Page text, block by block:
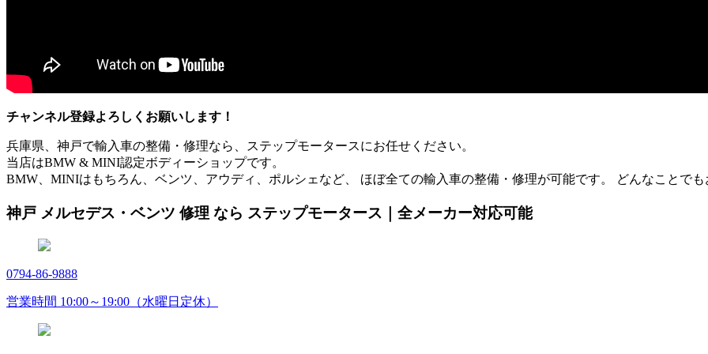
チャンネル登録よろしくお願いします！
兵庫県、神戸で輸入車の整備・修理なら、ステップモータースにお任せください。
当店はBMW & MINI認定ボディーショップです。
BMW、MINIはもちろん、ベンツ、アウディ、ポルシェなど、 ほぼ全ての輸入車の整備・修理が可能です。 どんなことで
神戸 メルセデス・ベンツ 修理 なら ステップモータース｜全メーカー対応可能
0794-86-9888
営業時間 10:00～19:00（水曜日定休）